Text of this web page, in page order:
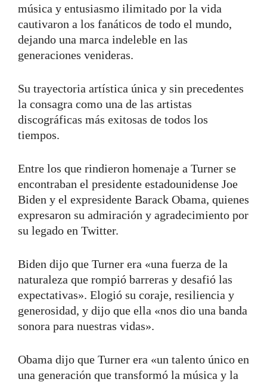
música y entusiasmo ilimitado por la vida
cautivaron a los fanáticos de todo el mundo,
dejando una marca indeleble en las
generaciones venideras.
Su trayectoria artística única y sin precedentes
la consagra como una de las artistas
discográficas más exitosas de todos los
tiempos.
Entre los que rindieron homenaje a Turner se
encontraban el presidente estadounidense Joe
Biden y el expresidente Barack Obama, quienes
expresaron su admiración y agradecimiento por
su legado en Twitter.
Biden dijo que Turner era «una fuerza de la
naturaleza que rompió barreras y desafió las
expectativas». Elogió su coraje, resiliencia y
generosidad, y dijo que ella «nos dio una banda
sonora para nuestras vidas».
Obama dijo que Turner era «un talento único en
una generación que transformó la música y la